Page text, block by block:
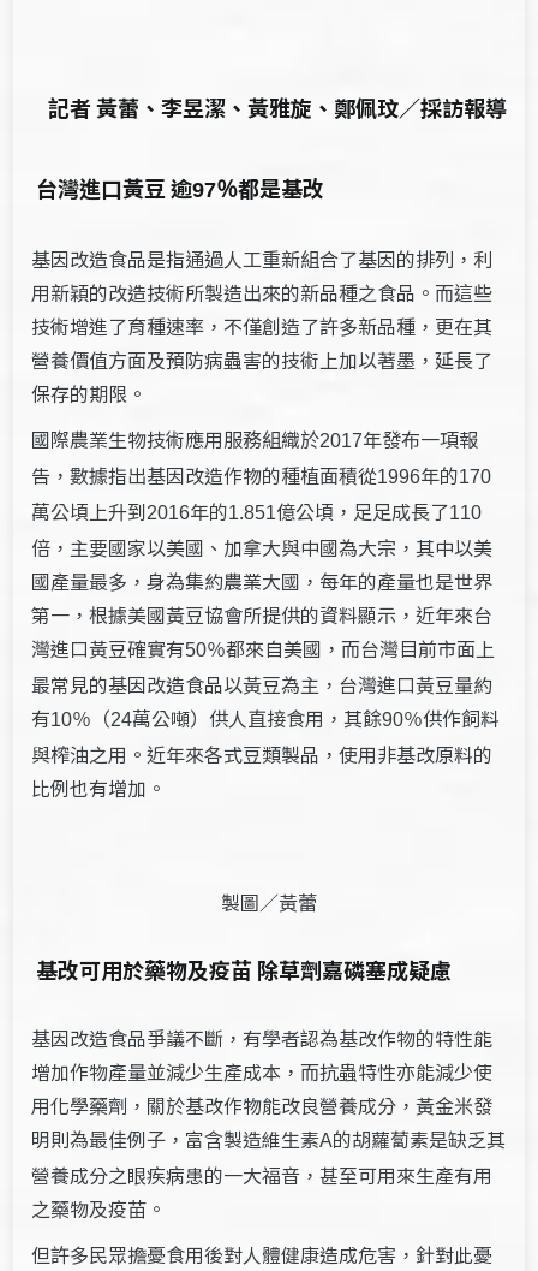
記者 黃蕾、李昱潔、黃雅旋、鄭佩玟／採訪報導
台灣進口黃豆 逾97％都是基改
基因改造食品是指通過人工重新組合了基因的排列，利
用新穎的改造技術所製造出來的新品種之食品。而這些
技術增進了育種速率，不僅創造了許多新品種，更在其
營養價值方面及預防病蟲害的技術上加以著墨，延長了
保存的期限。
國際農業生物技術應用服務組織於2017年發布一項報
告，數據指出基因改造作物的種植面積從1996年的170
萬公頃上升到2016年的1.851億公頃，足足成長了110
倍，主要國家以美國、加拿大與中國為大宗，其中以美
國產量最多，身為集約農業大國，每年的產量也是世界
第一，根據美國黃豆協會所提供的資料顯示，近年來台
灣進口黃豆確實有50％都來自美國，而台灣目前市面上
最常見的基因改造食品以黃豆為主，台灣進口黃豆量約
有10％ （24萬公噸）供人直接食用，其餘90％供作飼料
與榨油之用。近年來各式豆類製品，使用非基改原料的
比例也有增加。
製圖／黃蕾
基改可用於藥物及疫苗 除草劑嘉磷塞成疑慮
基因改造食品爭議不斷，有學者認為基改作物的特性能
增加作物產量並減少生產成本，而抗蟲特性亦能減少使
用化學藥劑，關於基改作物能改良營養成分，黃金米發
明則為最佳例子，富含製造維生素A的胡蘿蔔素是缺乏其
營養成分之眼疾病患的一大福音，甚至可用來生產有用
之藥物及疫苗。
但許多民眾擔憂食用後對人體健康造成危害，針對此憂